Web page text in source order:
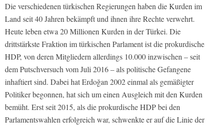
Die verschiedenen türkischen Regierungen haben die Kurden im
Land seit 40 Jahren bekämpft und ihnen ihre Rechte verwehrt.
Heute leben etwa 20 Millionen Kurden in der Türkei. Die
drittstärkste Fraktion im türkischen Parlament ist die prokurdische
HDP, von deren Mitgliedern allerdings 10.000 inzwischen – seit
dem Putschversuch vom Juli 2016 – als politische Gefangene
inhaftiert sind. Dabei hat Erdoğan 2002 einmal als gemäßigter
Politiker begonnen, hat sich um einen Ausgleich mit den Kurden
bemüht. Erst seit 2015, als die prokurdische HDP bei den
Parlamentswahlen erfolgreich war, schwenkte er auf die Linie der